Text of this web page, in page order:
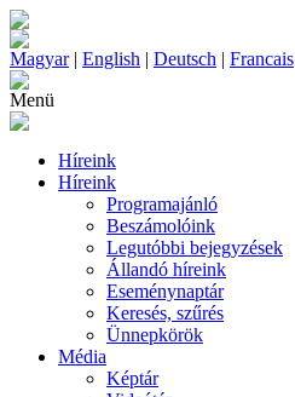
Magyar| English | Deutsch | Francais
Menü
Híreink
Híreink
Programajánló
Beszámolóink
Legutóbbi bejegyzések
Állandó híreink
Eseménynaptár
Keresés, szűrés
Ünnepkörök
Média
Képtár